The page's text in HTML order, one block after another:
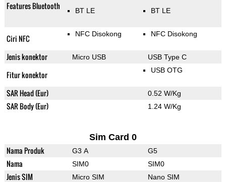
Features Bluetooth BT LE BT LE
Ciri NFC NFC Disokong NFC Disokong
Jenis konektor Micro USB USB Type C
Fitur konektor USB OTG
SAR Head (Eur) 0.52 W/Kg
SAR Body (Eur) 1.24 W/Kg
Sim Card 0
Nama Produk G3 A G5
Nama SIM0 SIM0
Jenis SIM Micro SIM Nano SIM